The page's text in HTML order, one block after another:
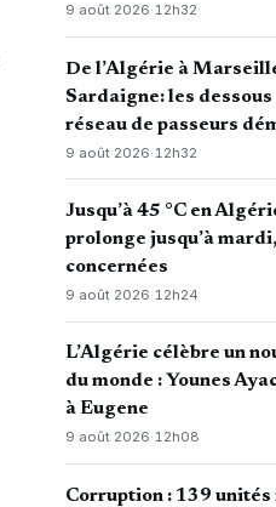
9 août 2026·12h32
De l’Algérie à
Sardaigne: les dessous
réseau de passeurs
9 août 2026· 12h32
Jusqu’à 45 °C en
prolonge jusqu’à
concernées
9 août 2026·12h24
L’Algérie célèbre un
du monde : Younes
à Eugene
9 août 2026·12h08
Corruption : 139